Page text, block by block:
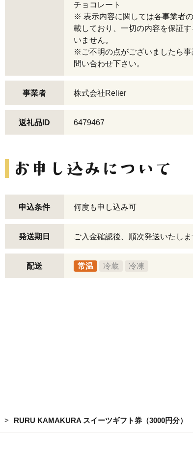
チョコレート
※ 表示内容に関しては各事業者
載しており、一切の内容を保証
いません。
※ご不明の点がございましたら事
問い合わせ下さい。
事業者 株式会社Relier
返礼品ID 6479467
申込条件 何度も申し込み可
発送期日 ご入金確認後、順次発送いたしま
配送 常温 冷蔵 冷凍
RURU KAMAKURA スイーツギフト券（3000円分）